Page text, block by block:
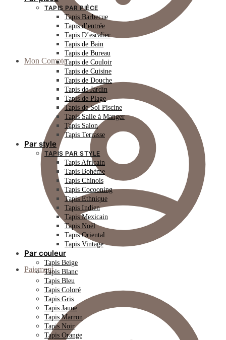
Mon Compte
Paiement
TAPIS PAR PIÈCE
Tapis Barbecue
Tapis d’entrée
Tapis D’escalier
Tapis de Bain
Tapis de Bureau
Tapis de Couloir
Tapis de Cuisine
Tapis de Douche
Tapis de Jardin
Tapis de Plage
Tapis de Sol Piscine
Tapis Salle à Manger
Tapis Salon
Tapis Terrasse
Par style
TAPIS PAR STYLE
Tapis Africain
Tapis Bohème
Tapis Chinois
Tapis Cocooning
Tapis Ethnique
Tapis Indien
Tapis Mexicain
Tapis Noël
Tapis Oriental
Tapis Vintage
Par couleur
Tapis Beige
Tapis Blanc
Tapis Bleu
Tapis Coloré
Tapis Gris
Tapis Jaune
Tapis Marron
Tapis Noir
Tapis Orange